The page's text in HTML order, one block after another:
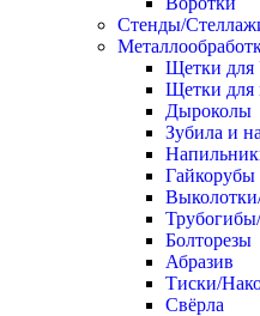
Стенды/
Щетки
Щетки для
Дыроколы
Зубила и
Гайкорубы
Болторезы
Абразив
Тиски/
Свёрла